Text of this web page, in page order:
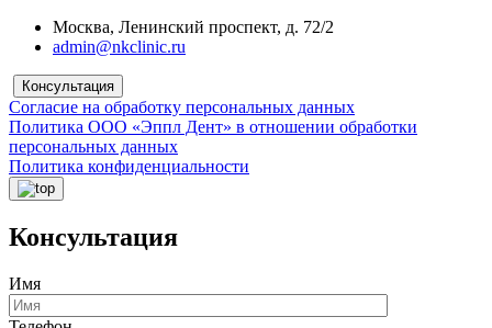
Москва, Ленинский проспект, д. 72/2
admin@nkclinic.ru
Консультация
Согласие на обработку персональных данных
Политика ООО «Эппл Дент» в отношении обработки
персональных данных
Политика конфиденциальности
Консультация
Имя